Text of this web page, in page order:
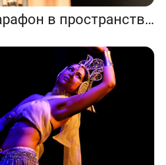
Телесный марафон в пространстве «Облако»